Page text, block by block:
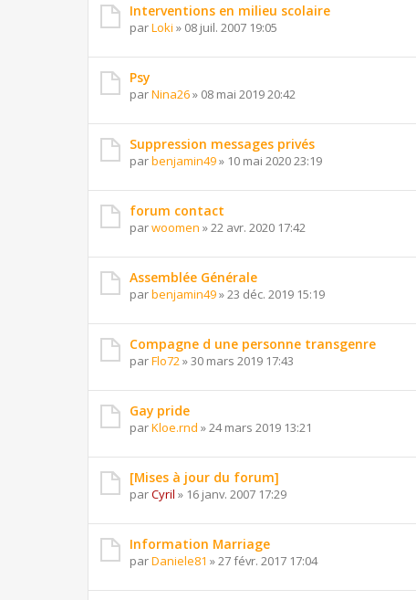
Interventions en milieu scolaire
parLoki » 08 juil. 2007 19:05
Psy
parNina26» 08 mai 2019 20:42
Suppression messages privés
parbenjamin49» 10 mai 2020 23:19
forum contact
parwoomen »22 avr. 2020 17:42
Assemblée Générale
parbenjamin49»23 déc. 2019 15:19
Compagne d une personne transgenre
parFlo72 »30 mars 2019 17:43
Gay pride
parKloe.rnd »24 mars 2019 13:21
[Mises à jour du forum]
parCyril » 16 janv. 2007 17:29
Information Marriage
parDaniele81 »27 févr. 2017 17:04